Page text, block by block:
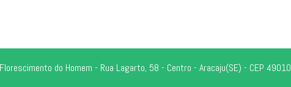
do Homem - Rua Lagarto, 58 - Centro - Aracaju(SE) - CEP